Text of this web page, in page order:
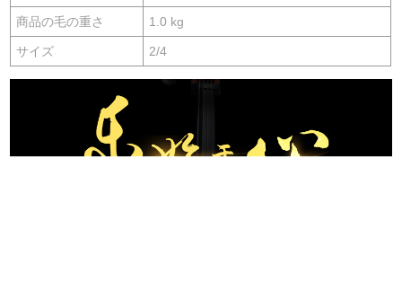
商品の毛の重さ 1.0 kg
サイズ 2/4